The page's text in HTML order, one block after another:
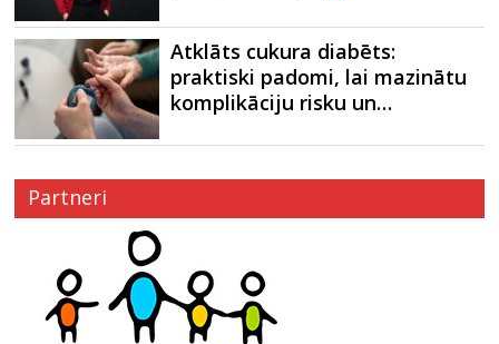
Atklāts cukura diabēts:
praktiski padomi, lai mazinātu
komplikāciju risku un…
Partneri